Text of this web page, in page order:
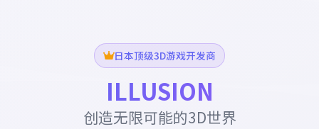
日本顶级3D游戏开发商
ILLUSION
创造无限可能的3D世界